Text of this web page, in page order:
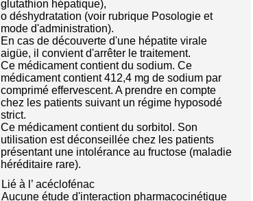
glutathion hépatique),
o déshydratation (voir rubrique Posologie et
mode d'administration).
En cas de découverte d'une hépatite virale
aigüe, il convient d'arrêter le traitement.
Ce médicament contient du sodium. Ce
médicament contient 412,4 mg de sodium par
comprimé effervescent. A prendre en compte
chez les patients suivant un régime hyposodé
strict.
Ce médicament contient du sorbitol. Son
utilisation est déconseillée chez les patients
présentant une intolérance au fructose (maladie
héréditaire rare).
Lié à l’ acéclofénac
Aucune étude d'interaction pharmacocinétique